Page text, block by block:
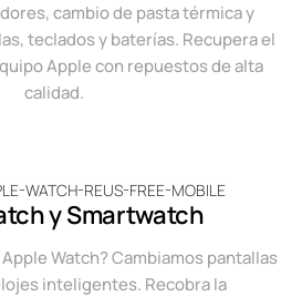
cambio de pasta térmica y
teclados y baterías. Recupera el
Apple con repuestos de alta
calidad.
y Smartwatch
Watch? Cambiamos pantallas
inteligentes. Recobra la